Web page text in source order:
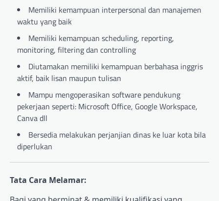
Memiliki kemampuan interpersonal dan manajemen
waktu yang baik
Memiliki kemampuan scheduling, reporting,
monitoring, filtering dan controlling
Diutamakan memiliki kemampuan berbahasa inggris
aktif, baik lisan maupun tulisan
Mampu mengoperasikan software pendukung
pekerjaan seperti: Microsoft Office, Google Workspace,
Canva dll
Bersedia melakukan perjanjian dinas ke luar kota bila
diperlukan
Tata Cara Melamar: